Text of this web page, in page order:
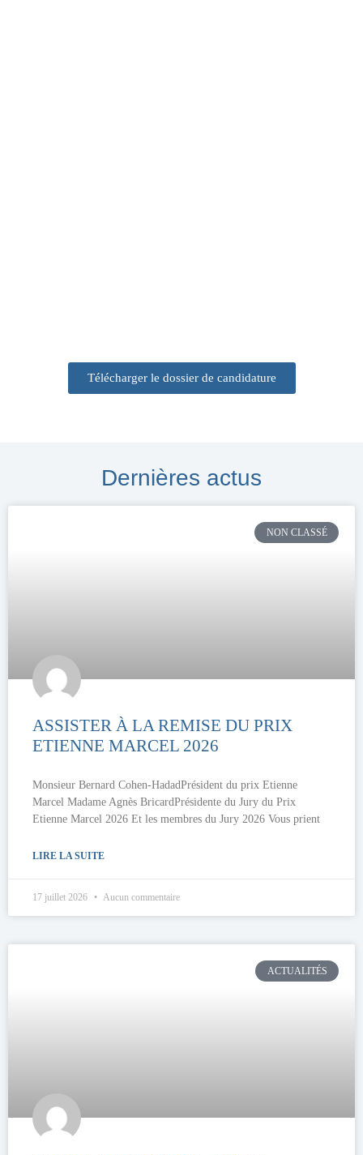
Télécharger le dossier de candidature
Dernières actus
NON CLASSÉ
ASSISTER À LA REMISE DU PRIX
ETIENNE MARCEL 2026
Monsieur Bernard Cohen-HadadPrésident du prix Etienne
Marcel Madame Agnès BricardPrésidente du Jury du Prix
Etienne Marcel 2026 Et les membres du Jury 2026 Vous prient
LIRE LA SUITE
17 juillet 2026 Aucun commentaire
ACTUALITÉS